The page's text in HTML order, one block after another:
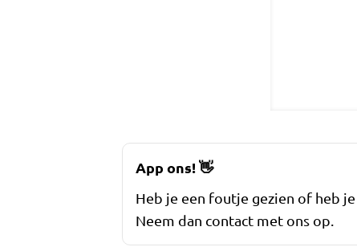
App ons!👋
Heb je een foutje gezien of heb
Neem dan contact met ons op.